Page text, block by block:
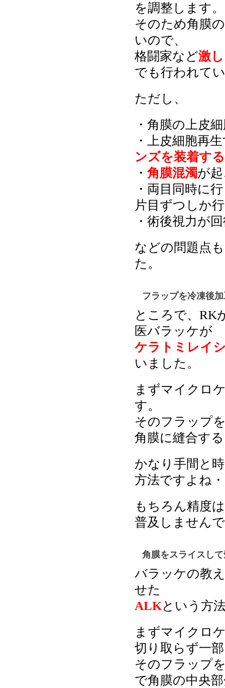
を調整します。
そのため角膜
いので、
格闘家など激
でも行われて
ただし、
・角膜の上皮
・上皮細胞再
ンズを装着す
・ 角膜混濁が
・両目同時に
片目ずつしか
・術後視力が
などの問題点
た。
フラップを冷凍後
ところで、RK
医バラッケが
ケラトミレイ
いました。
まずマイクロ
す。
そのフラップ
角膜に縫合す
かなり手間と
方法ですよね
もちろん精度
普及しません
角膜をスライスし
バラッケの教
せた
ALKという方
まずマイクロ
切り取らず一
そのフラップ
で角膜の中央